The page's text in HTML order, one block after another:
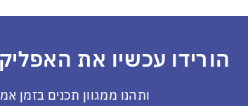
הורידו עכשיו את
ותהנו ממגוון תכנים בזמן